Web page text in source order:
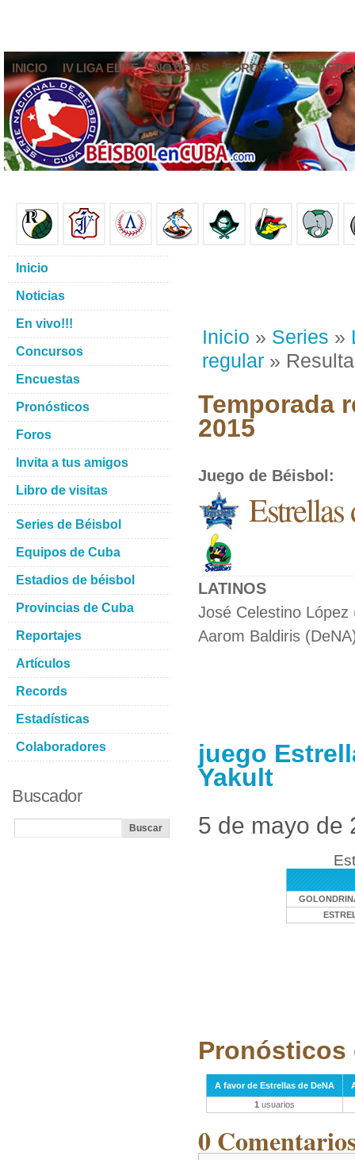
INICIO IV LIGA ELITE NOTICIAS FOROS
Inicio » Series »
regular »
Temporada
2015
Juego de Béisbol :
LATINOS
José Celestino
Aarom Baldiris
juego
Yakult
5 de mayo de
Pronósticos
A favor de Estrellas de DeNA
1 usuarios
0
Inicio
Noticias
En vivo!!!
Concursos
Encuestas
Pronósticos
Foros
Invita a tus amigos
Libro de visitas
Series de Béisbol
Equipos de Cuba
Estadios de béisbol
Provincias de Cuba
Reportajes
Artículos
Records
Estadísticas
Colaboradores
Buscador